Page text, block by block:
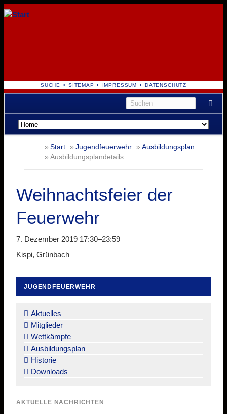
NAVIGATION
ÜBERSPRINGEN
SUCHE SITEMAP IMPRESSUM DATENSCHUTZ
Navigation
überspringen
Start Jugendfeuerwehr
Ausbildungsplan
Ausbildungsplandetails
Weihnachtsfeier der
Feuerwehr
7. Dezember 2019 17:30–23:59
Kispi, Grünbach
JUGENDFEUERWEHR
überspringen
Aktuelles
Mitglieder
Wettkämpfe
Ausbildungsplan
Historie
Downloads
AKTUELLE NACHRICHTEN